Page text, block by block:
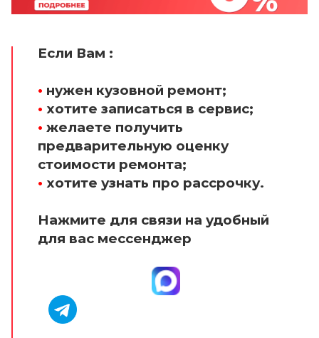
Если Вам :
• нужен кузовной ремонт;
• хотите записаться в сервис;
• желаете получить
предварительную оценку
стоимости ремонта;
• хотите узнать про рассрочку.
Нажмите для связи на удобный
для вас мессенджер